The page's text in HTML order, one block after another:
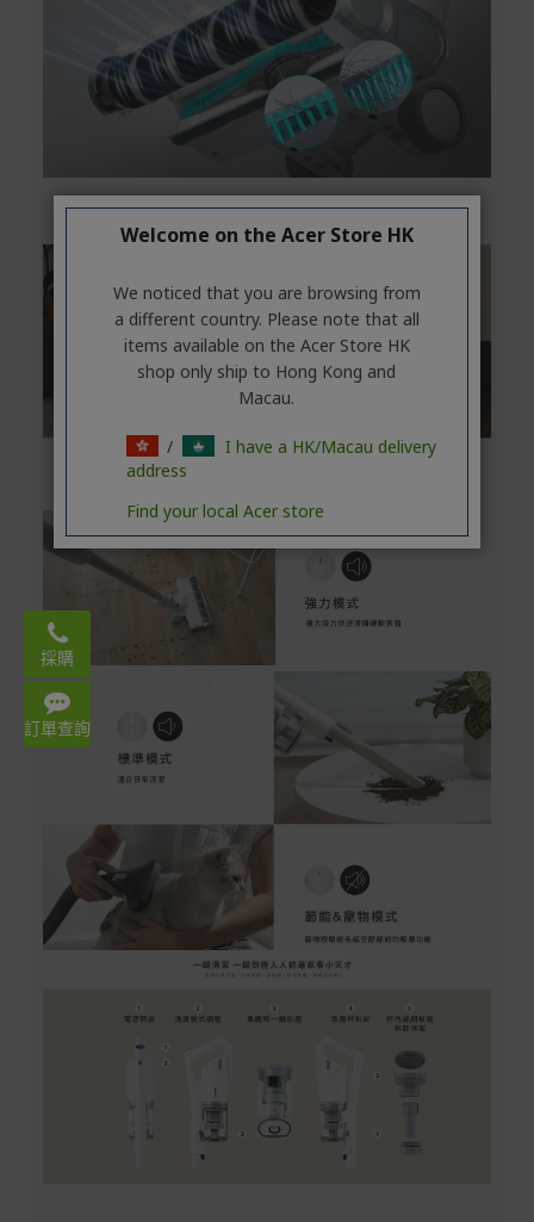
採購
訂單查詢 Mon – Fri 9:00-18:00
Welcome on the Acer Store HK
We noticed that you are browsing from
a different country. Please note that all
items available on the Acer Store HK
shop only ship to Hong Kong and
Macau.
/
I have a HK/Macau delivery
address
Find your local Acer store